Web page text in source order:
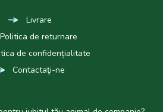
Livrare
Politica de returnare
de confidențialitate
Contactaţi-ne